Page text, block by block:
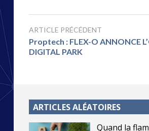
ARTICLE PRÉCÉDENT
Proptech : FLEX-O ANNONCE
DIGITAL PARK
ARTICLES ALÉATOIRES
Quand la